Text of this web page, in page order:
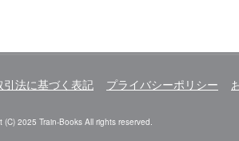
引法に基づく表記 プライバシーポリシー
(C) 2025 Train-Books All rights reserved.